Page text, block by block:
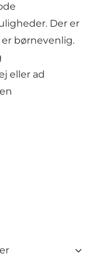
Der er
børnevenlig.
eller ad